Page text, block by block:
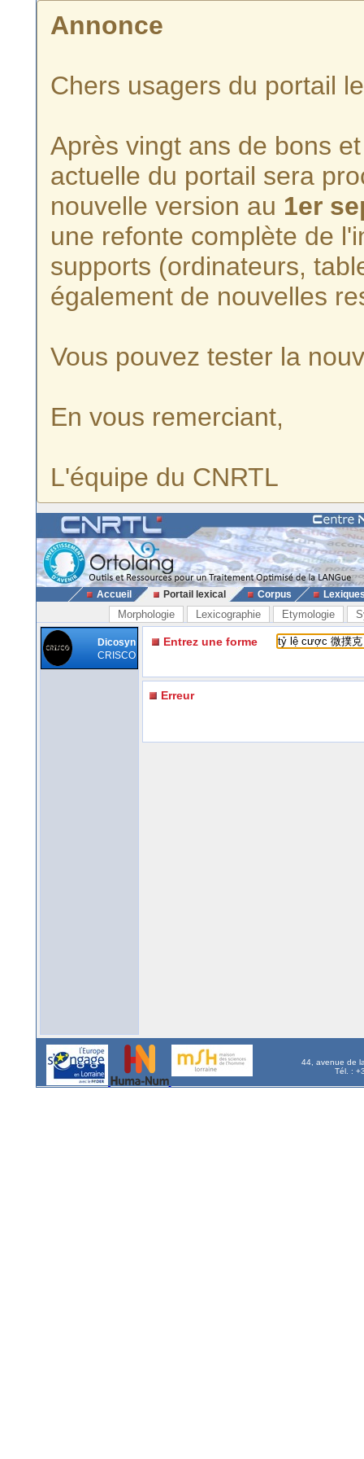
Annonce
Chers usagers du portail
Après vingt ans de bons
actuelle du portail sera
nouvelle version au 1er
une refonte complète de
supports (ordinateurs,
également de nouvelles
Vous pouvez tester la
En vous remerciant,
L'équipe du CNRTL
Accueil Portail lexical Corpus
Morphologie Lexicographie Etymologie
Dicosyn
CRISCO
Entrez une forme
Erreur
44, avenue de
Tél. :